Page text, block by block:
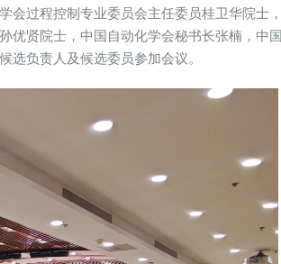
会过程控制专业委员会主任委员桂卫华院士，
优贤院士，中国自动化学会秘书长张楠，中国
选负责人及候选委员参加会议。